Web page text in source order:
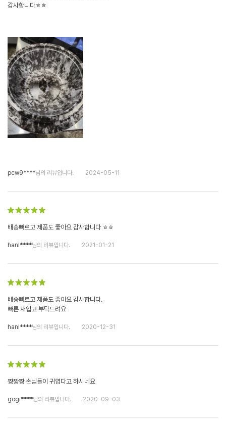
감사합니다ㅎㅎ
pcw9****님의 리뷰입니다. 2024-05-11
배송빠르고 제품도 좋아요 감사합니다 ㅎㅎ
hanl****님의 리뷰입니다. 2021-01-21
배송빠르고 제품도 좋아요 감사합니다.
빠른 재입고 부탁드려요
hanl****님의 리뷰입니다. 2020-12-31
짱짱짱 손님들이 귀엽다고 하시네요
gogi****님의 리뷰입니다. 2020-09-03